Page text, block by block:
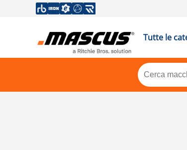
Tutte le